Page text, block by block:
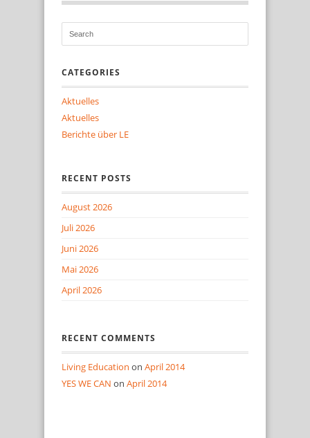
CATEGORIES
Aktuelles
Aktuelles
Berichte über LE
RECENT POSTS
August 2026
Juli 2026
Juni 2026
Mai 2026
April 2026
RECENT COMMENTS
Living Education on April 2014
YES WE CAN on April 2014